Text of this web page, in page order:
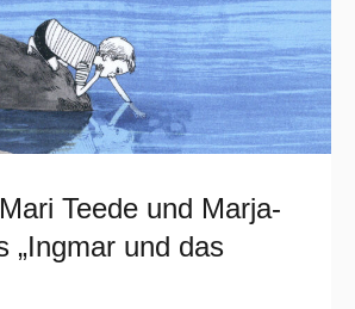
Teede und Marja-
„Ingmar und das